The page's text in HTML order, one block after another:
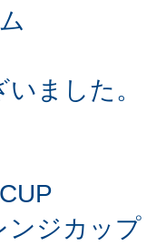
ました。
ンジカップ